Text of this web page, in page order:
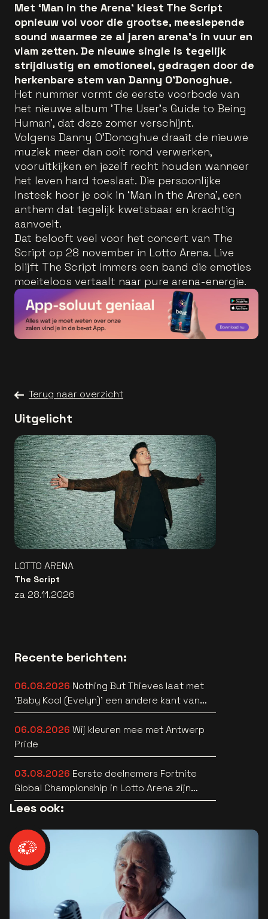
Met ‘Man in the Arena’ kiest The Script
opnieuw vol voor die grootse, meeslepende
sound waarmee ze al jaren arena’s in vuur en
vlam zetten. De nieuwe single is tegelijk
strijdlustig en emotioneel, gedragen door de
herkenbare stem van Danny O’Donoghue.
Het nummer vormt de eerste voorbode van
het nieuwe album 'The User’s Guide to Being
Human', dat deze zomer verschijnt.
Volgens Danny O’Donoghue draait de nieuwe
muziek meer dan ooit rond verwerken,
vooruitkijken en jezelf recht houden wanneer
het leven hard toeslaat. Die persoonlijke
insteek hoor je ook in ‘Man in the Arena’, een
anthem dat tegelijk kwetsbaar en krachtig
aanvoelt.
Dat belooft veel voor het concert van The
Script op 28 november in Lotto Arena. Live
blijft The Script immers een band die emoties
moeiteloos vertaalt naar pure arena-energie.
Terug naar overzicht
Uitgelicht
LOTTO ARENA
The Script
za 28.11.2026
Recente berichten:
06.08.2026 Nothing But Thieves laat met
'Baby Kool (Evelyn)' een andere kant van
zich horen [video]
06.08.2026 Wij kleuren mee met Antwerp
Pride
03.08.2026 Eerste deelnemers Fortnite
Global Championship in Lotto Arena zijn
bekend
Lees ook: